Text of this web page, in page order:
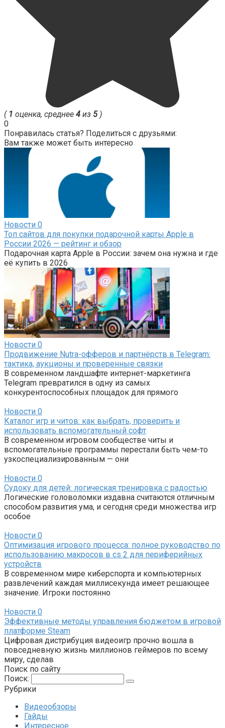
( 1 оценка, среднее 4 из 5)
0
Понравилась статья? Поделиться с друзьями:
Вам также может быть интересно
Новости 0
Топ сайтов для покупки подарочной карты Apple в
России 2026 — рейтинг и обзор
Подарочная карта Apple в России: зачем она нужна и где
её купить в 2026
Новости 0
Продвижение Nutra-офферов и партнёрств в Telegram:
тактика, аукционы и проверенные связки
В современном ландшафте интернет-маркетинга
Telegram превратился в одну из самых
конкурентоспособных площадок для прямого
Новости 0
Каталог игр и читов: как выбрать, проверить и
использовать вспомогательный софт
В современном игровом сообществе читы и
вспомогательные программы перестали быть чем-то
узкоспециализированным — они
Новости 0
Судоку для детей: логическая тренировка с радостью
Логические головоломки издавна считаются отличным
способом развития ума, и сегодня среди множества игр
особое
Новости 0
Оптимизация игрового процесса: полное руководство по
использованию макросов в cs 2 для периферийных
устройств
В современном мире киберспорта и компьютерных
развлечений каждая миллисекунда имеет решающее
значение. Игроки постоянно
Новости 0
Эффективные методы управления бюджетом в игровой
платформе Steam
Цифровая дистрибуция видеоигр прочно вошла в
повседневную жизнь миллионов геймеров по всему
миру, сделав
Поиск по сайту
Поиск:
Рубрики
Видеообзоры
Гайды
Интересное